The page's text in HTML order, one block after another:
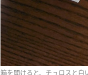
箱を開けると、チュロスと白